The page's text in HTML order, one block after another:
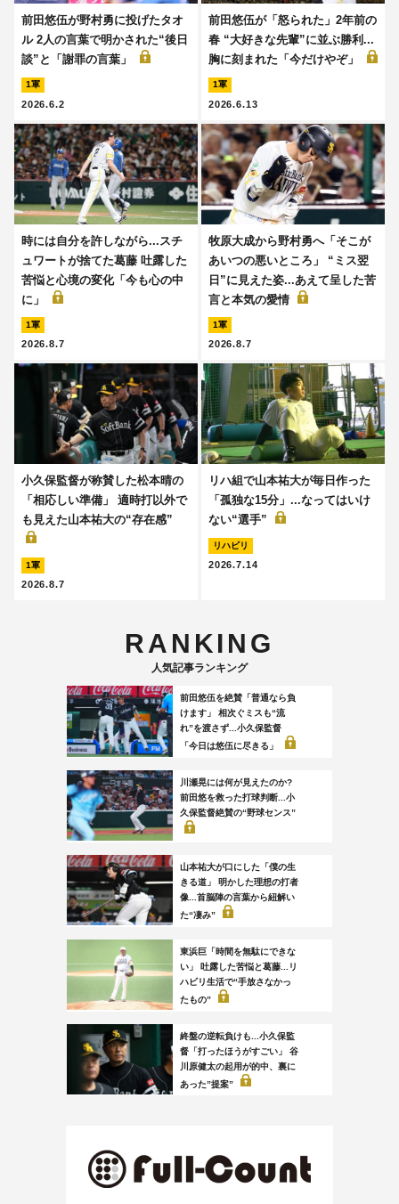
前田悠伍が野村勇に投げたタオ
ル 2人の言葉で明かされた“後日
談”と「謝罪の言葉」
1軍
2026.6.2
前田悠伍が「怒られた」2年前の
春 “大好きな先輩”に並ぶ勝利...
胸に刻まれた「今だけやぞ」
1軍
2026.6.13
時には自分を許しながら...スチ
ュワートが捨てた葛藤 吐露した
苦悩と心境の変化「今も心の中
に」
1軍
2026.8.7
牧原大成から野村勇へ「そこが
あいつの悪いところ」 “ミス翌
日”に見えた姿...あえて呈した苦
言と本気の愛情
1軍
2026.8.7
小久保監督が称賛した松本晴の
「相応しい準備」 適時打以外で
も見えた山本祐大の“存在感”
1軍
2026.8.7
リハ組で山本祐大が毎日作った
「孤独な15分」...なってはいけ
ない“選手”
リハビリ
2026.7.14
RANKING
人気記事ランキング
前田悠伍を絶賛「普通なら負
けます」 相次ぐミスも“流
れ”を渡さず...小久保監督
「今日は悠伍に尽きる」
川瀬晃には何が見えたのか?
前田悠を救った打球判断...小
久保監督絶賛の“野球センス”
山本祐大が口にした「僕の生
きる道」 明かした理想の打者
像...首脳陣の言葉から紐解い
た“凄み”
東浜巨「時間を無駄にできな
い」 吐露した苦悩と葛藤...リ
ハビリ生活で“手放さなかっ
たもの”
終盤の逆転負けも...小久保監
督「打ったほうがすごい」 谷
川原健太の起用が的中、裏に
あった”提案”